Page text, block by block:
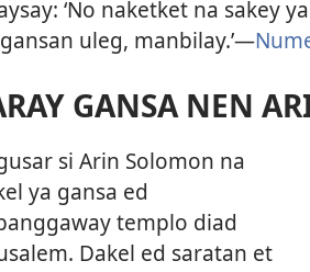
‘No naketket na sakey
uleg, manbilay.’—
GANSA NEN
si Arin Solomon na
ya gansa ed
templo diad
Dakel ed saratan et